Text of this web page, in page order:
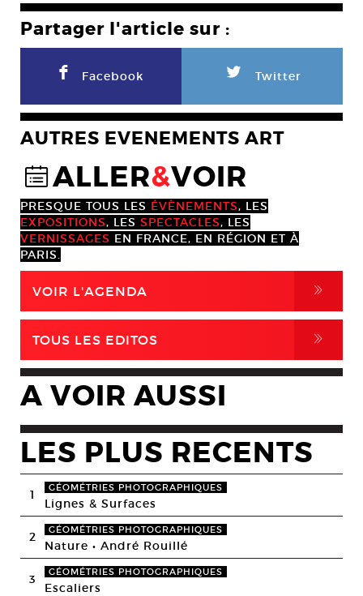
Partager l'article sur :
F Facebook L Twitter
AUTRES EVENEMENTS ART
@ALLER&VOIR
PRESQUE TOUS LES ÉVÈNEMENTS, LES
EXPOSITIONS, LES SPECTACLES, LES
VERNISSAGES EN FRANCE, EN RÉGION ET À
PARIS.
VOIR L'AGENDA ,
TOUS LES EDITOS ,
A VOIR AUSSI
LES PLUS RECENTS
1 GÉOMÉTRIES PHOTOGRAPHIQUES
Lignes & Surfaces
2 GÉOMÉTRIES PHOTOGRAPHIQUES
Nature • André Rouillé
3 GÉOMÉTRIES PHOTOGRAPHIQUES
Escaliers